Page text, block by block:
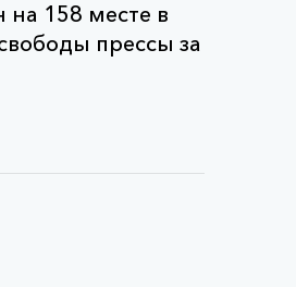
на 158 месте в
прессы за